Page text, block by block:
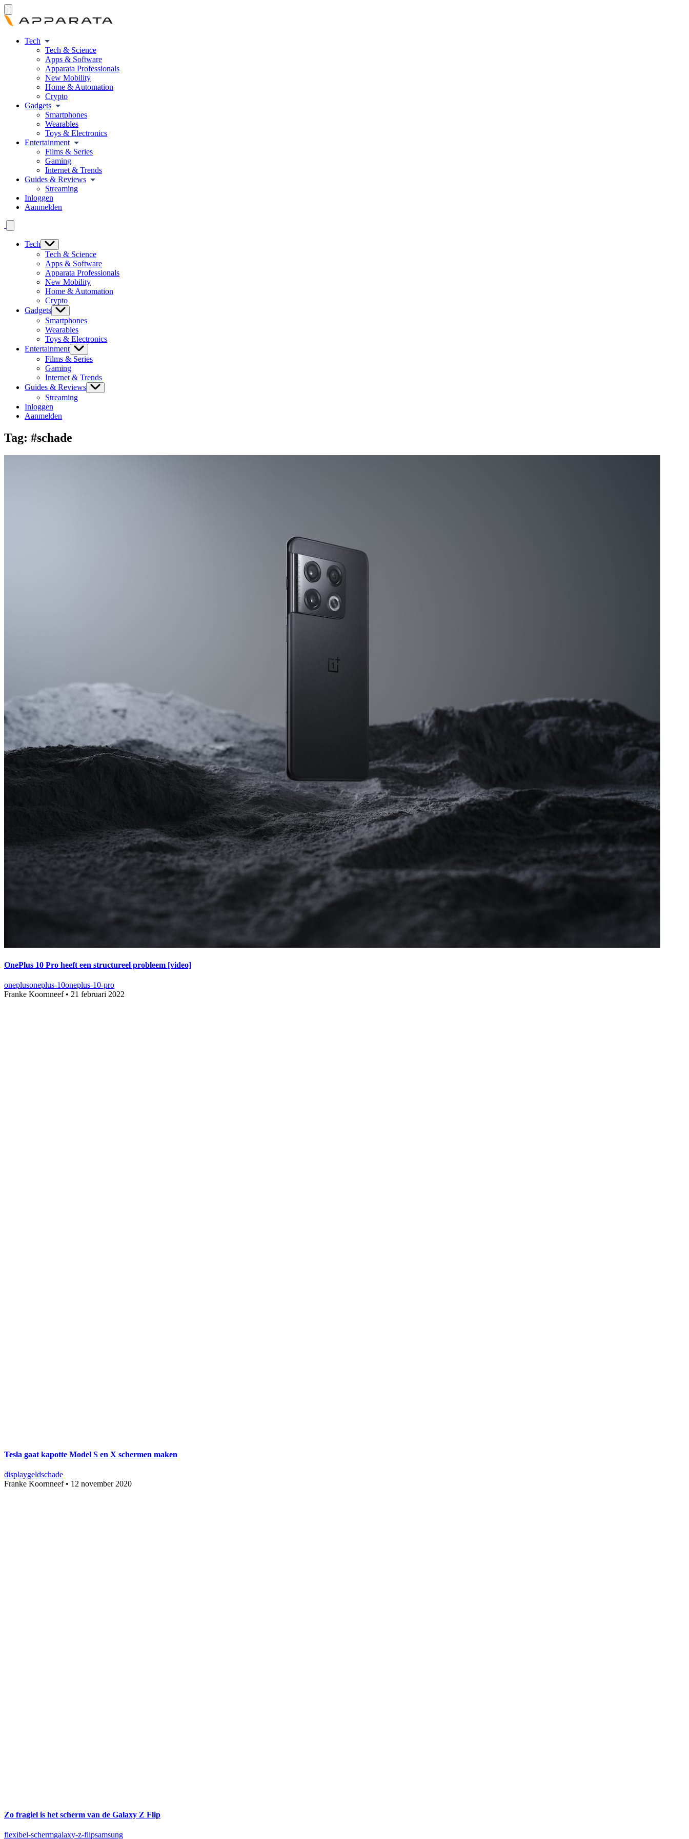
Tech
Tech & Science
Apps & Software
Apparata Professionals
New Mobility
Home & Automation
Crypto
Gadgets
Smartphones
Wearables
Toys & Electronics
Entertainment
Films & Series
Gaming
Internet & Trends
Guides & Reviews
Streaming
Inloggen
Aanmelden
Tech
Tech & Science
Apps & Software
Apparata Professionals
New Mobility
Home & Automation
Crypto
Gadgets
Smartphones
Wearables
Toys & Electronics
Entertainment
Films & Series
Gaming
Internet & Trends
Guides & Reviews
Streaming
Inloggen
Aanmelden
Tag: #schade
OnePlus 10 Pro heeft een structureel probleem [video]
oneplusoneplus-10oneplus-10-pro
Franke Koornneef• 21 februari 2022
Tesla gaat kapotte Model S en X schermen maken
displaygeldschade
Franke Koornneef• 12 november 2020
Zo fragiel is het scherm van de Galaxy Z Flip
flexibel-schermgalaxy-z-flipsamsung